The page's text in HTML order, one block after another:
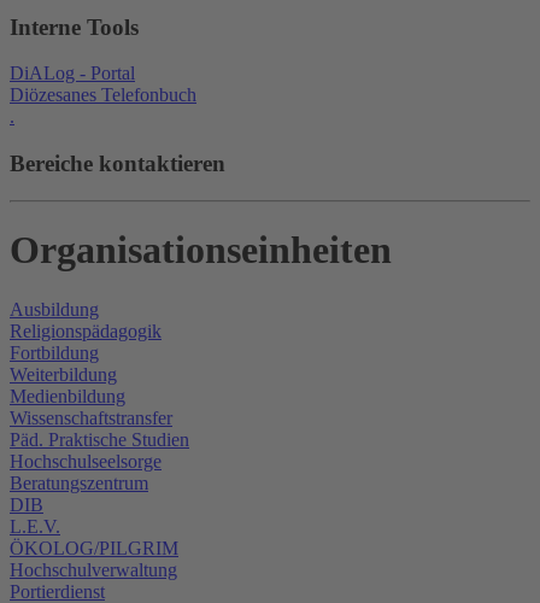
Interne Tools
DiALog - Portal
Diözesanes Telefonbuch
.
Bereiche kontaktieren
Organisationseinheiten
Ausbildung
Religionspädagogik
Fortbildung
Weiterbildung
Medienbildung
Wissenschaftstransfer
Päd. Praktische Studien
Hochschulseelsorge
Beratungszentrum
DIB
L.E.V.
ÖKOLOG/PILGRIM
Hochschulverwaltung
Portierdienst